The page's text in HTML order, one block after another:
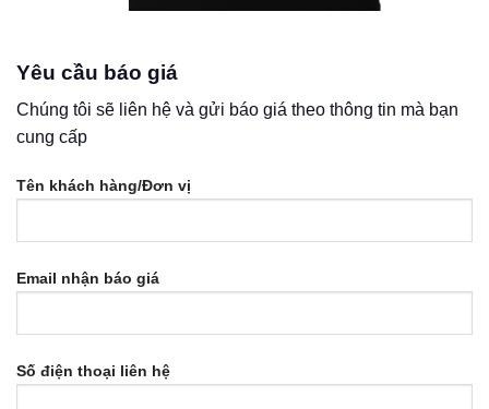
Yêu cầu báo giá
Chúng tôi sẽ liên hệ và gửi báo giá theo thông tin mà bạn
cung cấp
Tên khách hàng/Đơn vị
Email nhận báo giá
Số điện thoại liên hệ